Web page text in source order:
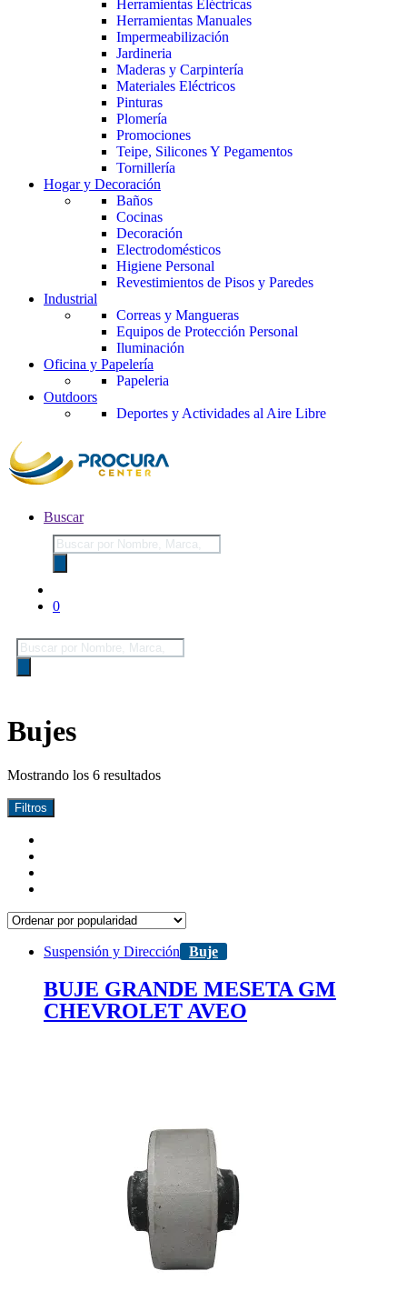
Herramientas Eléctricas
Herramientas Manuales
Impermeabilización
Jardineria
Maderas y Carpintería
Materiales Eléctricos
Pinturas
Plomería
Promociones
Teipe, Silicones Y Pegamentos
Tornillería
Hogar y Decoración
Baños
Cocinas
Decoración
Electrodomésticos
Higiene Personal
Revestimientos de Pisos y Paredes
Industrial
Correas y Mangueras
Equipos de Protección Personal
Iluminación
Oficina y Papelería
Papeleria
Outdoors
Deportes y Actividades al Aire Libre
Buscar
Búsqueda
de
productos
0
Búsqueda
de
productos
Bujes
Mostrando los 6 resultados
Filtros
Suspensión y Dirección Buje
BUJE GRANDE MESETA GM
CHEVROLET AVEO